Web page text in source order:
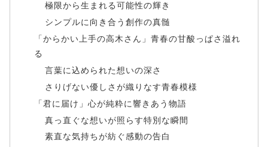
極限から生まれる可能性の輝き
シンプルに向き合う創作の真髄
「からかい上手の高木さん」青春の甘酸っぱさ溢れ
る
言葉に込められた想いの深さ
さりげない優しさが織りなす青春模様
「君に届け」心が純粋に響きあう物語
真っ直ぐな想いが照らす特別な瞬間
素直な気持ちが紡ぐ感動の告白